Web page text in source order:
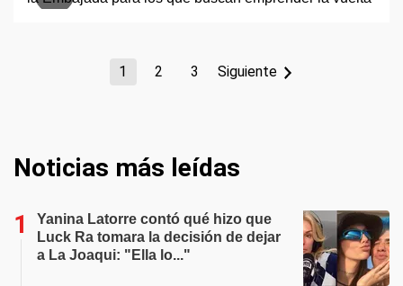
1 2 3 Siguiente
Noticias más leídas
Yanina Latorre contó qué hizo que
Luck Ra tomara la decisión de dejar
a La Joaqui: "Ella lo..."